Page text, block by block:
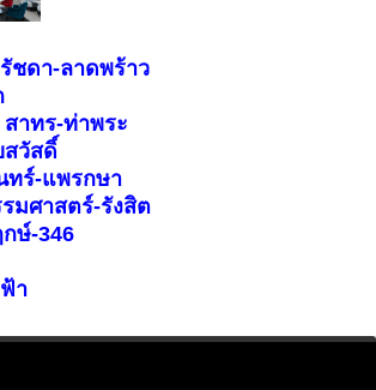
ชดา-ลาดพร้าว
สาทร-ท่าพระ
สวัสดิ์
ทร์-แพรกษา
มศาสตร์-รังสิต
ษ์-346
า